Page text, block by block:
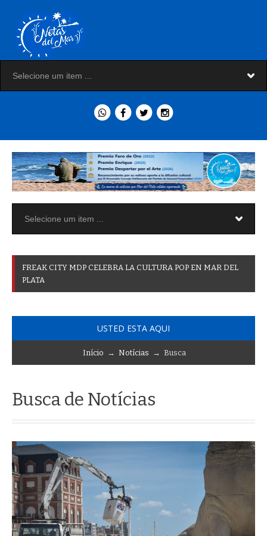
FREAK CITY MDP CELEBRA LA CULTURA POP EN MAR DEL
PLATA
USTED ESTA AQUI
Início → Notícias → Busca
Busca de Notícias